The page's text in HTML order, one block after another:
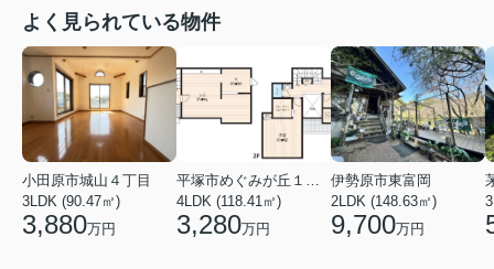
よく見られている物件
小田原市城山４丁目
3LDK (90.47㎡)
3,880万円
4LDK (118.41㎡)
3,280万円
伊勢原市東富岡
2LDK (148.63㎡)
9,700万円